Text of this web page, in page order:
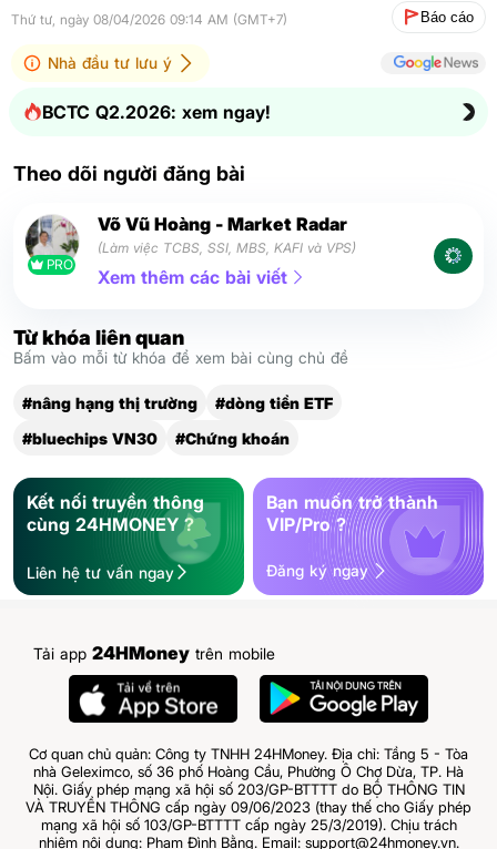
Thứ tư, ngày 08/04/2026 09:14 AM (GMT+7) Báo cáo
Nhà đầu tư lưu ý
BCTC Q2.2026: xem ngay!
Theo dõi người đăng bài
PRO
Võ Vũ Hoàng - Market Radar
(Làm việc TCBS, SSI, MBS, KAFI và VPS)
Xem thêm các bài viết
Từ khóa liên quan
Bấm vào mỗi từ khóa để xem bài cùng chủ đề
#nâng hạng thị trường
#dòng tiền ETF
#bluechips VN30
#Chứng khoán
Kết nối truyền thông
cùng 24HMONEY ?
Liên hệ tư vấn ngay
Bạn muốn trở thành
VIP/Pro ?
Đăng ký ngay
Tải app 24HMoney trên mobile
Cơ quan chủ quản: Công ty TNHH 24HMoney. Địa chỉ: Tầng 5 - Tòa
nhà Geleximco, số 36 phố Hoàng Cầu, Phường Ô Chợ Dừa, TP. Hà
Nội. Giấy phép mạng xã hội số 203/GP-BTTTT do BỘ THÔNG TIN
VÀ TRUYỀN THÔNG cấp ngày 09/06/2023 (thay thế cho Giấy phép
mạng xã hội số 103/GP-BTTTT cấp ngày 25/3/2019). Chịu trách
nhiệm nội dung: Phạm Đình Bằng. Email: support@24hmoney.vn.